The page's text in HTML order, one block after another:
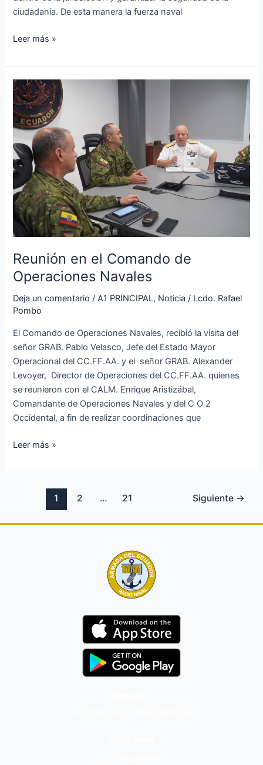
ciudadanía. De esta manera la fuerza naval
Leer más »
Reunión en el Comando de
Operaciones Navales
Deja un comentario /A1 PRINCIPAL, Noticia / Lcdo. Rafael
Pombo
El Comando de Operaciones Navales, recibió la visita del
señor GRAB. Pablo Velasco, Jefe del Estado Mayor
Operacional del CC.FF.AA. y el señor GRAB. Alexander
Levoyer, Director de Operaciones del CC.FF.AA. quienes
se reunieron con el CALM. Enrique Aristizábal,
Comandante de Operaciones Navales y del C O 2
Occidental, a fin de realizar coordinaciones que
Reunión
en
el
Comando
de
Operaciones
Navales
Leer más »
1 2 … 21 Siguiente →